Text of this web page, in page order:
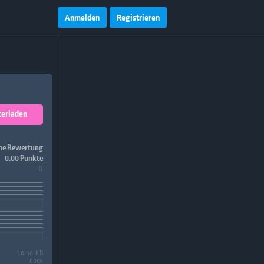
Anmelden Registrieren
Bewertung
0.00 Punkte
0
16.68 KB
docx